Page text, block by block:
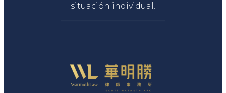
situación individual.